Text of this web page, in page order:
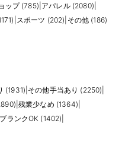
ップ (785) アパレル (2080)
スポーツ (202) その他 (186)
(1931) その他手当あり (2250)
残業少なめ (1364)
ブランクOK (1402)